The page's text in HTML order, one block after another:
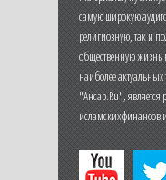
самую широкую
религиозную, так и
общественную жизнь
наиболее актуальных
"Ансар.Ru", является
исламских финансов